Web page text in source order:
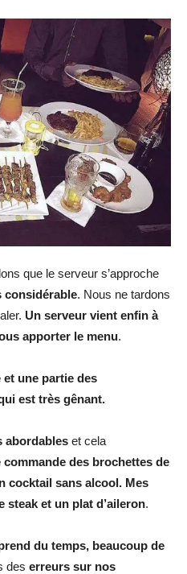
que le serveur s’approche
considérable. Nous ne tardons
Un serveur vient enfin à
apporter le menu.
une partie des
est très gênant.
abordables et cela
commande des brochettes de
cocktail sans alcool. Mes
steak et un plat d’aileron.
du temps, beaucoup de
des erreurs sur nos